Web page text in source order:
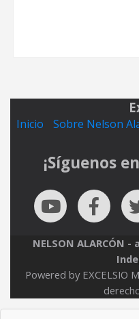
Inicio Sobre Nelson
¡Síguenos
NELSON ALARCÓN
Powered by EXCELSIO